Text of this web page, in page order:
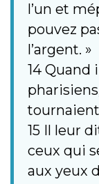
l’un et
pouvez
l’argent. »
14 Quand
15 Il leur
ceux qui
aux yeux